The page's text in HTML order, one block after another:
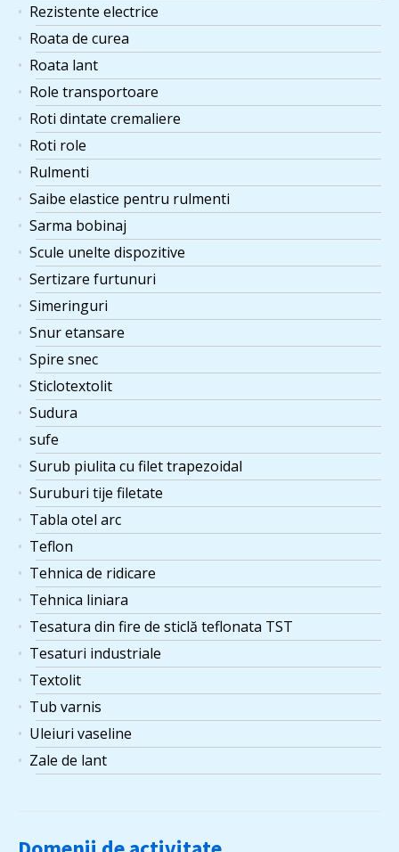
Rezistente electrice
Roata de curea
Roata lant
Role transportoare
Roti dintate cremaliere
Roti role
Rulmenti
Saibe elastice pentru rulmenti
Sarma bobinaj
Scule unelte dispozitive
Sertizare furtunuri
Simeringuri
Snur etansare
Spire snec
Sticlotextolit
Sudura
sufe
Surub piulita cu filet trapezoidal
Suruburi tije filetate
Tabla otel arc
Teflon
Tehnica de ridicare
Tehnica liniara
Tesatura din fire de sticlă teflonata TST
Tesaturi industriale
Textolit
Tub varnis
Uleiuri vaseline
Zale de lant